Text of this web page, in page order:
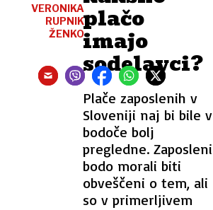
plačo
imajo
sodelavci?
Plače zaposlenih v
Sloveniji naj bi bile v
bodoče bolj
pregledne. Zaposleni
bodo morali biti
obveščeni o tem, ali
so v primerljivem
VERONIKA
RUPNIK
ŽENKO